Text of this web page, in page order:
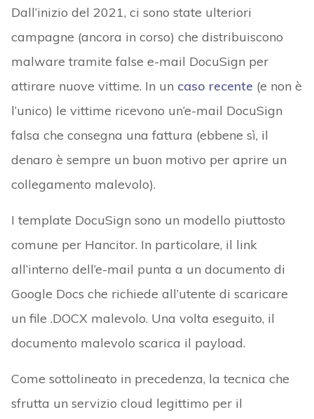
Dall’inizio del 2021, ci sono state ulteriori
campagne (ancora in corso) che distribuiscono
malware tramite false e-mail DocuSign per
attirare nuove vittime. In un caso recente (e non è
l’unico) le vittime ricevono un’e-mail DocuSign
falsa che consegna una fattura (ebbene sì, il
denaro è sempre un buon motivo per aprire un
collegamento malevolo).
I template DocuSign sono un modello piuttosto
comune per Hancitor. In particolare, il link
all’interno dell’e-mail punta a un documento di
Google Docs che richiede all’utente di scaricare
un file .DOCX malevolo. Una volta eseguito, il
documento malevolo scarica il payload.
Come sottolineato in precedenza, la tecnica che
sfrutta un servizio cloud legittimo per il